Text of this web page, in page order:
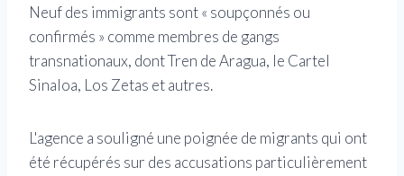
Neuf des immigrants sont « soupçonnés ou
confirmés » comme membres de gangs
transnationaux, dont Tren de Aragua, le Cartel
Sinaloa, Los Zetas et autres.
L'agence a souligné une poignée de migrants qui ont
été récupérés sur des accusations particulièrement